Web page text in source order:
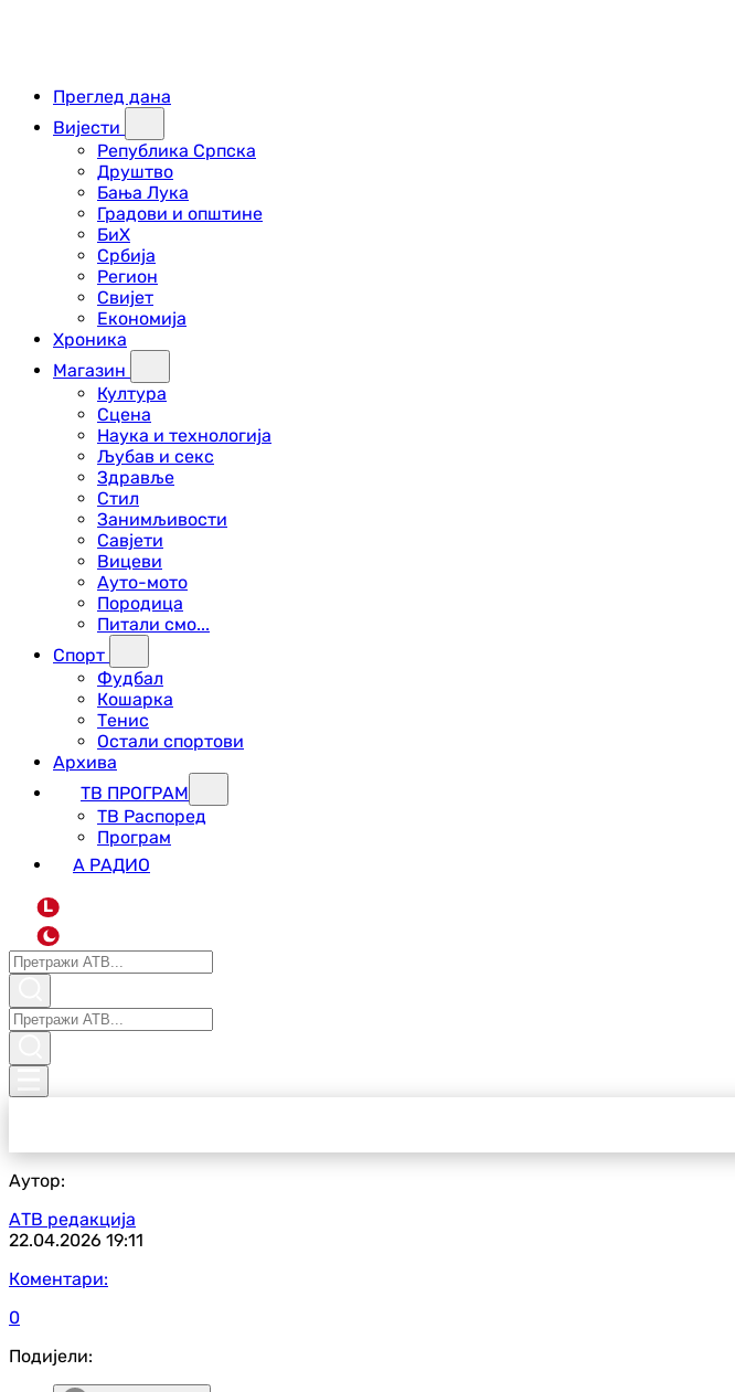
Преглед дана
Вијести
Република Српска
Друштво
Бања Лука
Градови и општине
БиХ
Србија
Регион
Свијет
Економија
Хроника
Магазин
Култура
Сцена
Наука и технологија
Љубав и секс
Здравље
Стил
Занимљивости
Савјети
Вицеви
Ауто-мото
Породица
Питали смо...
Спорт
Фудбал
Кошарка
Тенис
Остали спортови
Архива
ТВ ПРОГРАМ
ТВ Распоред
Програм
А РАДИО
L
Аутор:
АТВ редакција
22.04.2026 19:11
Коментари:
0
Подијели: